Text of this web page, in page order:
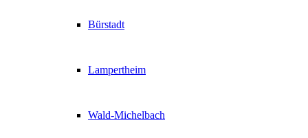
Bürstadt
Lampertheim
Wald-Michelbach